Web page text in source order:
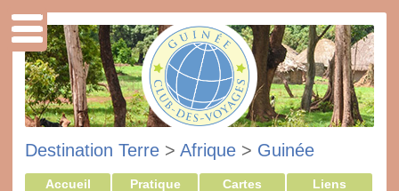
Destination Terre > Afrique > Guinée
Accueil Pratique Cartes
Liens